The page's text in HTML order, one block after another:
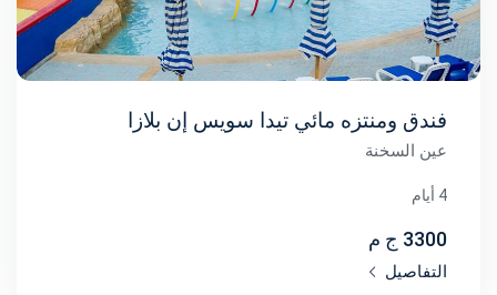
فندق ومنتزه مائي تيدا سويس إن بلازا
عين السخنة
4 أيام
3300 ج م
التفاصيل